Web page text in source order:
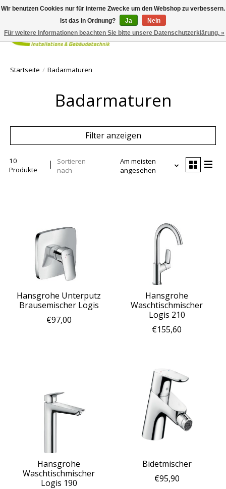
Ihr
Startseite / Badarmaturen
Badarmaturen
Filter anzeigen
10
Produkte
Sortieren
nach
Am meisten
angesehen
Hansgrohe Unterputz
Brausemischer Logis
€97,00
Hansgrohe
Waschtischmischer
Logis 210
€155,60
Hansgrohe
Waschtischmischer
Logis 190
Bidetmischer
€95,90
Wir benutzen Cookies nur für interne Zwecke um den Webshop zu verbessern.
Ist das in Ordnung?
Ja
Nein
Für weitere Informationen beachten Sie bitte unsere Datenschutzerklärung. »